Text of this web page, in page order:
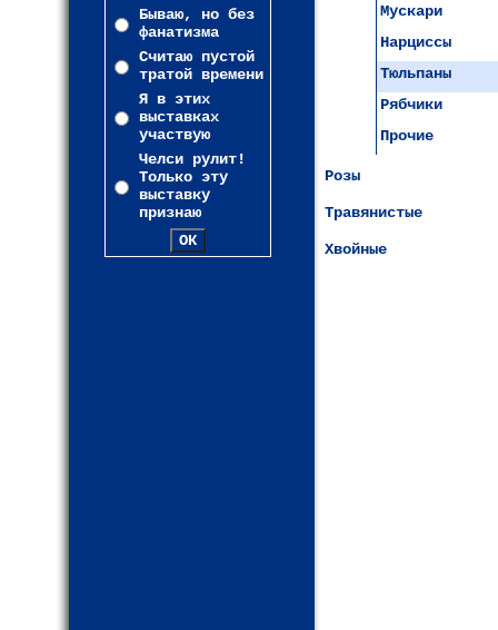
Бываю, но без
фанатизма
Считаю пустой
тратой времени
Я в этих
выставках
участвую
Челси рулит!
Только эту
выставку
признаю
Мускари
Нарциссы
Тюльпаны
Рябчики
Прочие
Розы
Травянистые
Хвойные